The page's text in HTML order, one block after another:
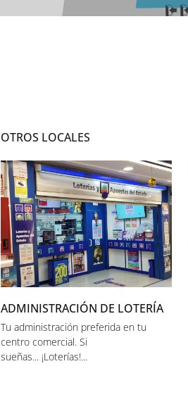
OTROS LOCALES
ADMINISTRACIÓN DE LOTERÍA
Tu administración preferida en tu
centro comercial. Si
sueñas... ¡Loterías!...